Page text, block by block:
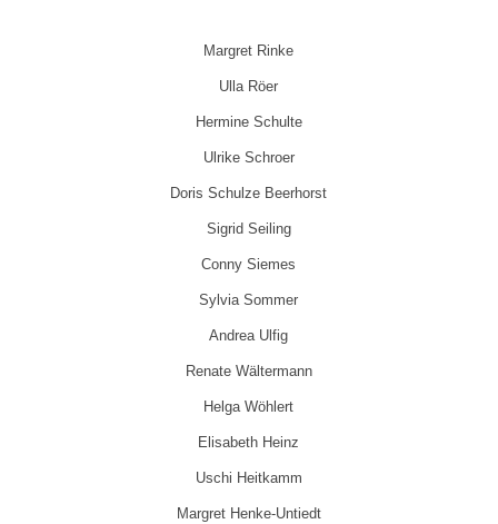
Margret Rinke
Ulla Röer
Hermine Schulte
Ulrike Schroer
Doris Schulze Beerhorst
Sigrid Seiling
Conny Siemes
Sylvia Sommer
Andrea Ulfig
Renate Wältermann
Helga Wöhlert
Elisabeth Heinz
Uschi Heitkamm
Margret Henke-Untiedt